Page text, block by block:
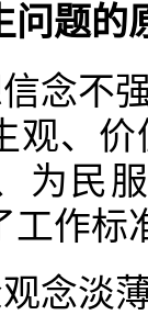
问题的
念不
观、
为民
工作标
念淡